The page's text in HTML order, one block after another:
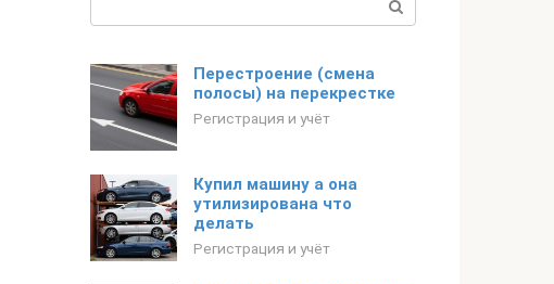
Перестроение (смена
полосы) на перекрестке
Регистрация и учёт
Купил машину а она
утилизирована что
делать
Регистрация и учёт